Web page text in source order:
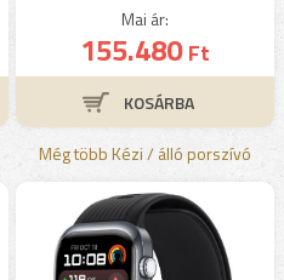
Mai ár:
155.480Ft
Még több Kézi / álló porszívó